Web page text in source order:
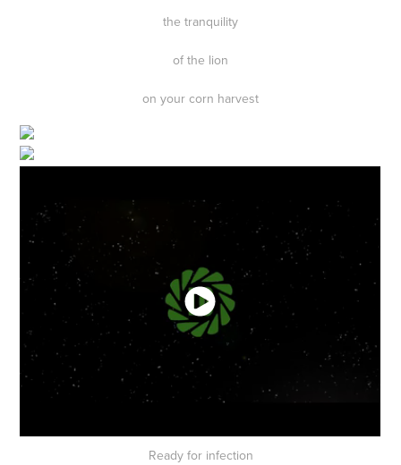
the tranquility
of the lion
on your corn harvest
Ready for infection